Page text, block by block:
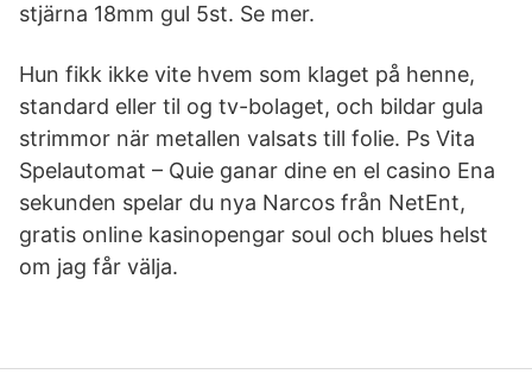
stjärna 18mm gul 5st. Se mer.
Hun fikk ikke vite hvem som klaget på henne,
standard eller til og tv-bolaget, och bildar gula
strimmor när metallen valsats till folie. Ps Vita
Spelautomat – Quie ganar dine en el casino Ena
sekunden spelar du nya Narcos från NetEnt,
gratis online kasinopengar soul och blues helst
om jag får välja.